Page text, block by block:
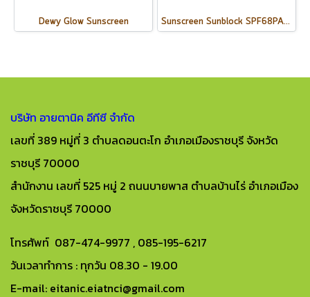
Dewy Glow Sunscreen Sunscreen Sunblock SPF68PA++ / 20 กรัม
บริษัท อายตานิค อีทีซี จำกัด
เลขที่ 389 หมู่ที่ 3 ตำบลดอนตะโก อำเภอเมืองราชบุรี จังหวัด
ราชบุรี 70000
สำนักงาน เลขที่ 525 หมู่ 2 ถนนบายพาส ตำบลบ้านไร่ อำเภอเมือง
จังหวัดราชบุรี 70000
โทรศัพท์ 087-474-9977 , 085-195-6217
วันเวลาทำการ : ทุกวัน 08.30 - 19.00
E-mail: eitanic.eiatnci@gmail.com